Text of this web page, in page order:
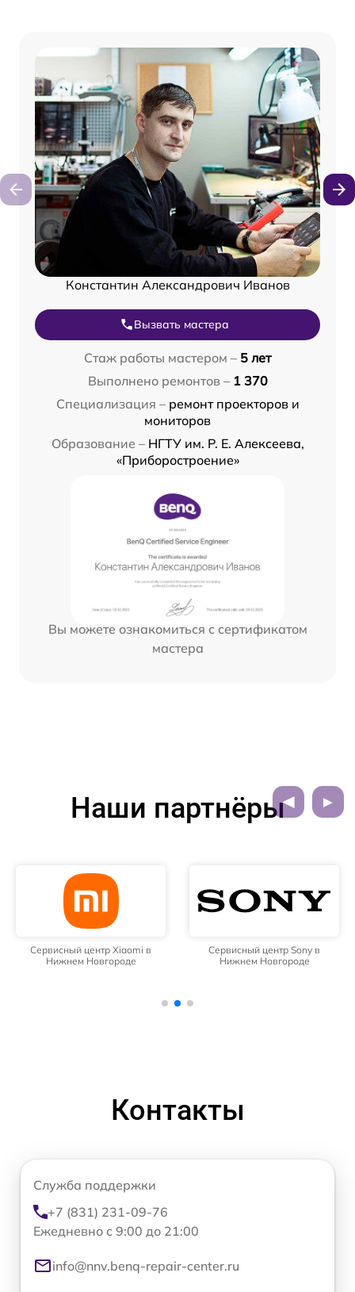
Константин Александрович Иванов
Вызвать мастера
Стаж работы мастером – 5 лет
Выполнено ремонтов – 1 370
Специализация – ремонт проекторов и
мониторов
Образование – НГТУ им. Р. Е. Алексеева,
«Приборостроение»
Вы можете ознакомиться с сертификатом
мастера
Наши партнёры
Сервисный центр Xiaomi в
Нижнем Новгороде
Сервисный центр Sony в
Нижнем Новгороде
Контакты
Служба поддержки
+7 (831) 231-09-76
Ежедневно с 9:00 до 21:00
info@nnv.benq-repair-center.ru